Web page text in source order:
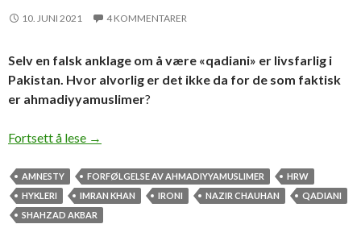
10. JUNI 2021 4 KOMMENTARER
Selv en falsk anklage om å være «qadiani» er livsfarlig i
Pakistan. Hvor alvorlig er det ikke da for de som faktisk
er ahmadiyyamuslimer?
Fortsett å lese Når hykleriet tar livet av logikken
→
AMNESTY FORFØLGELSE AV AHMADIYYAMUSLIMER
HRW
HYKLERI
IMRAN KHAN IRONI NAZIR CHAUHAN
QADIANI
SHAHZAD AKBAR